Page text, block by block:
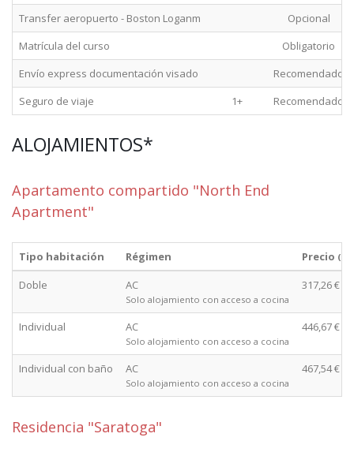
Transfer aeropuerto - Boston Loganm
Opcional
Matrícula del curso
Obligatorio
Envío express documentación visado
Recomendado
Seguro de viaje
1+ Recomendado
ALOJAMIENTOS*
Apartamento compartido "North End
Apartment"
Tipo habitación Régimen Precio
Doble AC
Solo alojamiento con acceso a cocina
317,26 €
Individual AC
Solo alojamiento con acceso a cocina
446,67 €
Individual con baño AC
Solo alojamiento con acceso a cocina
467,54 €
Residencia "Saratoga"